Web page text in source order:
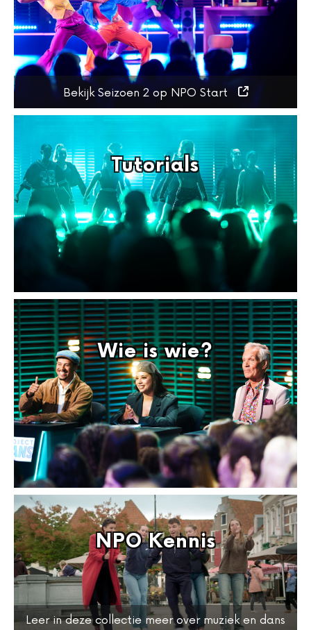
Bekijk Seizoen 2 op NPO Start
Tutorials
Wie is wie?
NPO Kennis
Leer in deze collectie meer over muziek en dans